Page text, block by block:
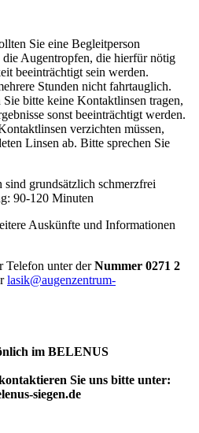
Sie eine Begleitperson
Augentropfen, die hierfür nötig
beeinträchtigt sein werden.
Stunden nicht fahrtauglich.
bitte keine Kontaktlinsen tragen,
sonst beeinträchtigt werden.
verzichten müssen,
Linsen ab. Bitte sprechen Sie
grundsätzlich schmerzfrei
90-120 Minuten
Auskünfte und Informationen
unter derNummer 0271 2
lasik@augenzentrum-
im BELENUS
Sie uns bitte unter:
siegen.de